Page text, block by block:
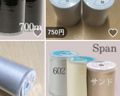
いいね！
750円